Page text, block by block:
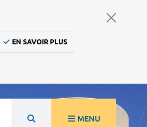
EN SAVOIR PLUS
MENU